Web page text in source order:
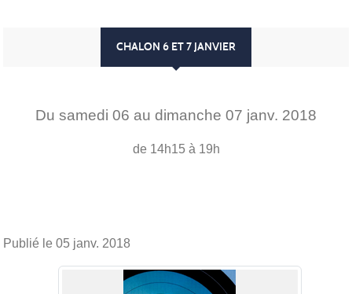
CHALON 6 ET 7 JANVIER
Du samedi 06 au dimanche 07 janv. 2018
de 14h15 à 19h
Publié le 05 janv. 2018